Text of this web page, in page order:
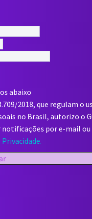
abaixo
2018, que regulam o
no Brasil, autorizo o
notificações por e-mail